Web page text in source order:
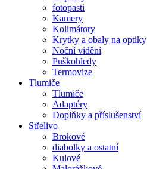
fotopasti
Kamery
Kolimátory
Krytky a obaly na optiky
Noční vidění
Puškohledy
Termovize
Tlumiče
Tlumiče
Adaptéry
Doplňky a příslušenství
Střelivo
Brokové
diabolky a ostatní
Kulové